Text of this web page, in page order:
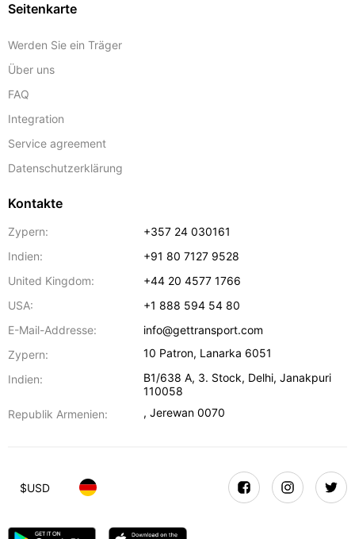
Seitenkarte
Werden Sie ein Träger
Über uns
FAQ
Integration
Service agreement
Datenschutzerklärung
Kontakte
Zypern:
+357 24 030161
Indien:
+91 80 7127 9528
United Kingdom:
+44 20 4577 1766
USA:
+1 888 594 54 80
E-Mail-Addresse:
info@gettransport.com
Zypern:
10 Patron, Lanarka 6051
Indien:
B1/638 A, 3. Stock, Delhi,Janakpuri
110058
Republik Armenien:
,Jerewan 0070
$USD